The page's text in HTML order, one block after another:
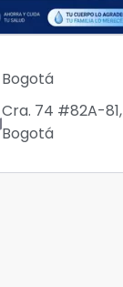
Bogotá
Cra. 74 #82A-81,
Bogotá